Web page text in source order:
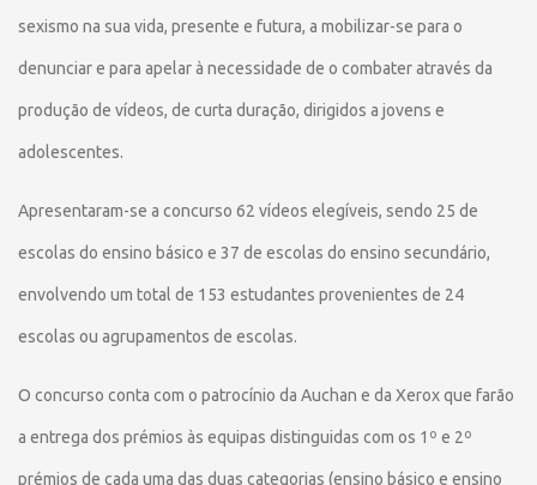
sexismo na sua vida, presente e futura, a mobilizar-se para o
denunciar e para apelar à necessidade de o combater através da
produção de vídeos, de curta duração, dirigidos a jovens e
adolescentes.
Apresentaram-se a concurso 62 vídeos elegíveis, sendo 25 de
escolas do ensino básico e 37 de escolas do ensino secundário,
envolvendo um total de 153 estudantes provenientes de 24
escolas ou agrupamentos de escolas.
O concurso conta com o patrocínio da Auchan e da Xerox que farão
a entrega dos prémios às equipas distinguidas com os 1º e 2º
prémios de cada uma das duas categorias (ensino básico e ensino